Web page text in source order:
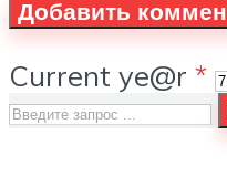
Current ye@r *